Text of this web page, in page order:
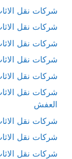
شركات نقل
شركات نقل
شركات نقل
شركات نقل
شركات نقل
شركات نقل
العفش
شركات نقل
شركات نقل
شركات نقل